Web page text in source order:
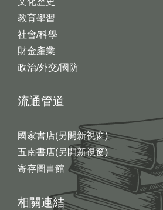
教育學習
社會/科學
財金產業
政治/外交/國防
流通管道
國家書店(另開新視窗)
五南書店(另開新視窗)
寄存圖書館
相關連結